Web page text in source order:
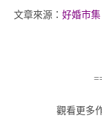
文章來源： 好婚市集
觀看更多